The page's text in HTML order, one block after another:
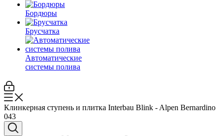
Бордюры
Брусчатка
Автоматические
системы полива
Клинкерная ступень и плитка Interbau Blink - Alpen Bernardino
043